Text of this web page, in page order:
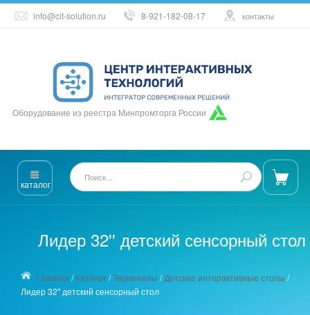
info@cit-solution.ru 8-921-182-08-17 контакты
Оборудование из реестра Минпромторга России
каталог
Лидер 32'' детский сенсорный стол
Главная /Каталог/Терминалы /Детские интерактивные столы /
Лидер 32'' детский сенсорный стол